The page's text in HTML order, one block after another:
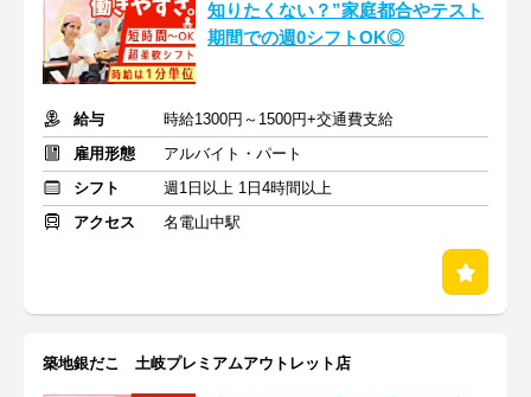
知りたくない？”家庭都合やテスト
期間での週0シフトOK◎
給与
時給1300円～1500円+交通費支給
雇用形態
アルバイト・パート
シフト
週1日以上 1日4時間以上
アクセス
名電山中駅
築地銀だこ 土岐プレミアムアウトレット店